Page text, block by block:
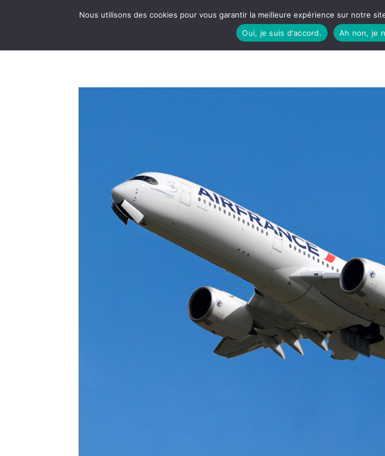
LE STUDIO FÊTES BASQUES À
Nous utilisons des cookies pour vous garantir la meilleure expérience sur notre
Oui, je suis d'accord.
Ah non, je